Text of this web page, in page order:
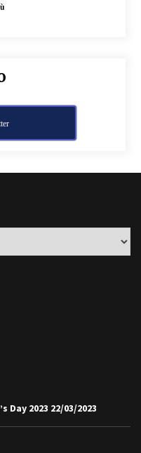
Day 2023 22/03/2023